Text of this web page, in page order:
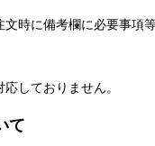
時に備考欄に必要事項
しておりません。
て